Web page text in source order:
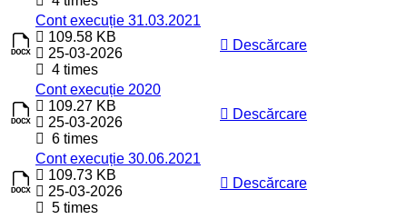
Cont execuție 31.03.2021
109.58 KB
25-03-2026
4 times
Descărcare
Cont execuție 2020
109.27 KB
25-03-2026
6 times
Descărcare
Cont execuție 30.06.2021
109.73 KB
25-03-2026
5 times
Descărcare